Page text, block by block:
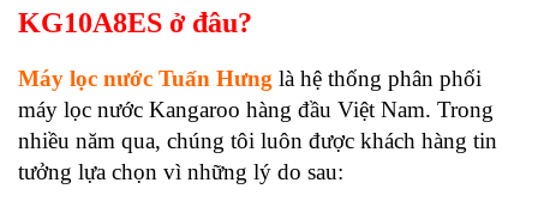
KG10A8ES ở đâu?
Máy lọc nước Tuấn Hưng là hệ thống phân phối
máy lọc nước Kangaroo hàng đầu Việt Nam. Trong
nhiều năm qua, chúng tôi luôn được khách hàng tin
tưởng lựa chọn vì những lý do sau: